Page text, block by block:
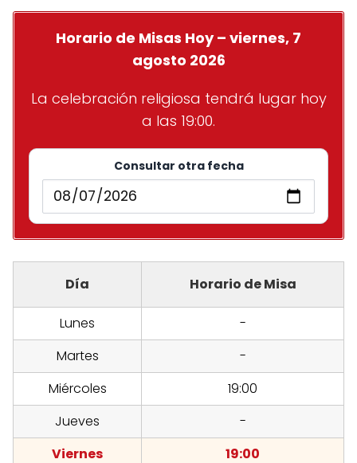
Horario de Misas Hoy – viernes, 7
agosto 2026
La celebración religiosa tendrá lugar hoy
a las 19:00.
Consultar otra fecha
Día Horario de Misa
Lunes
-
Martes
-
Miércoles
19:00
Jueves
-
Viernes
19:00